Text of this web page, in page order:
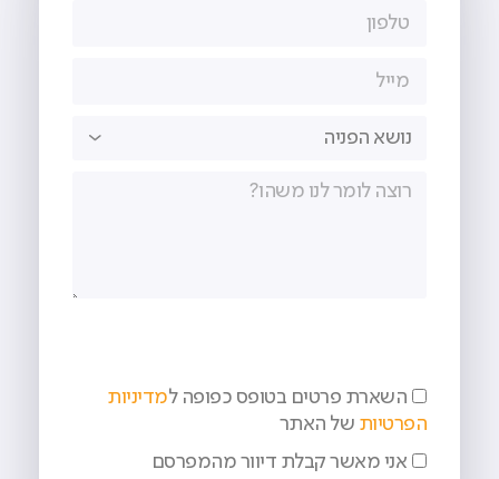
השארת פרטים בטופס כפופה למדיניות
הפרטיות של האתר
אני מאשר קבלת דיוור מהמפרסם